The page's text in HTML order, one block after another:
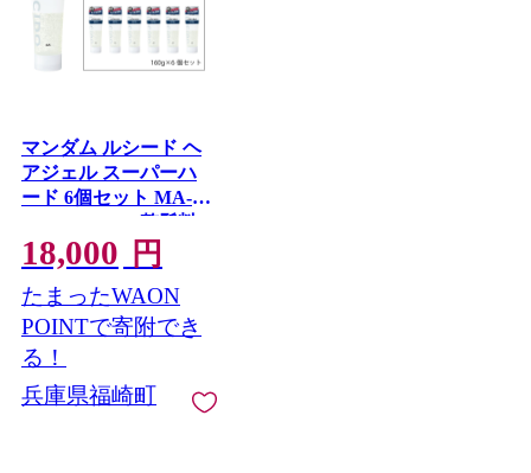
マンダム ルシード ヘ
アジェル スーパーハ
ード 6個セット MA-
76B LUCIDO 整髪料
男性化粧品
18,000 円
たまったWAON
POINTで寄附でき
る！
兵庫県福崎町